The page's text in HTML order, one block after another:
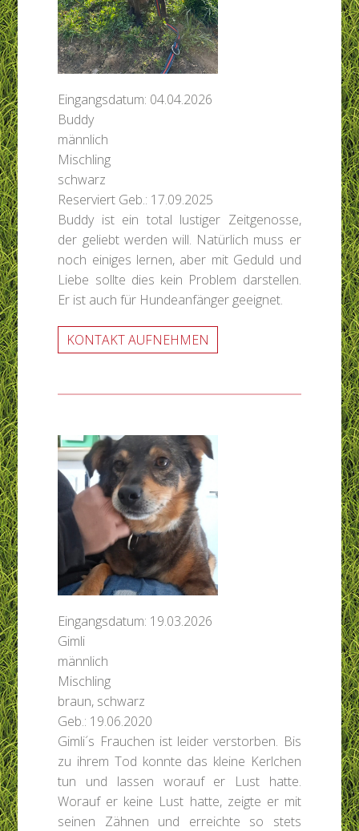
Eingangsdatum: 04.04.2026
Buddy
männlich
Mischling
schwarz
Reserviert Geb.: 17.09.2025
Buddy ist ein total lustiger Zeitgenosse,
der geliebt werden will. Natürlich muss er
noch einiges lernen, aber mit Geduld und
Liebe sollte dies kein Problem darstellen.
Er ist auch für Hundeanfänger geeignet.
KONTAKT AUFNEHMEN
Eingangsdatum: 19.03.2026
Gimli
männlich
Mischling
braun, schwarz
Geb.: 19.06.2020
Gimli´s Frauchen ist leider verstorben. Bis
zu ihrem Tod konnte das kleine Kerlchen
tun und lassen worauf er Lust hatte.
Worauf er keine Lust hatte, zeigte er mit
seinen Zähnen und erreichte so stets